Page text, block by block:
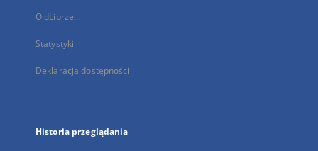
O dLibrze...
Statystyki
Deklaracja dostępności
Historia przeglądania